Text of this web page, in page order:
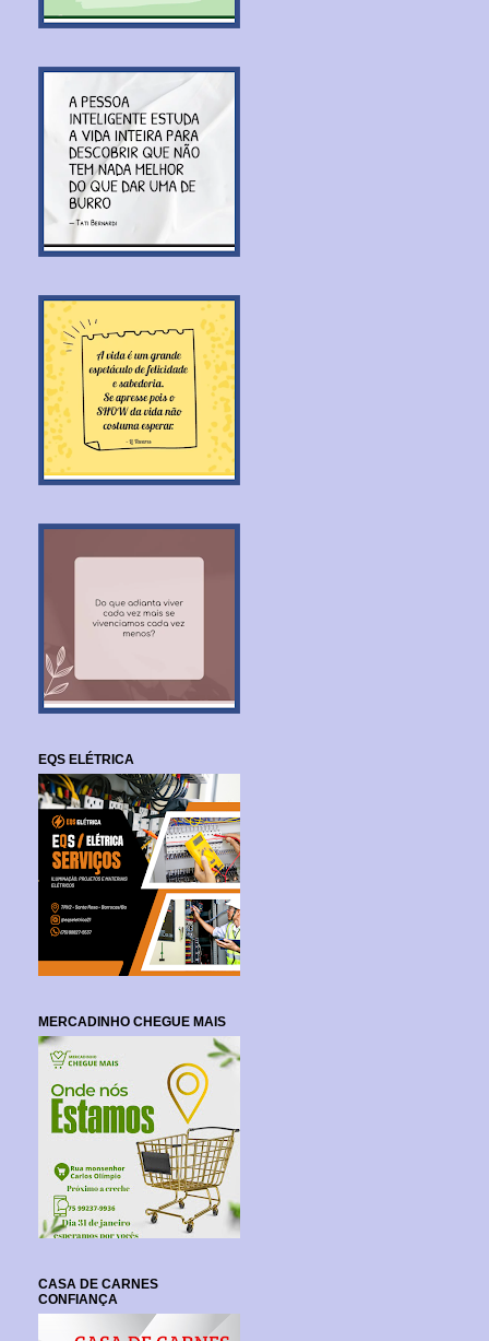
EQS ELÉTRICA
MERCADINHO CHEGUE MAIS
CASA DE CARNES
CONFIANÇA